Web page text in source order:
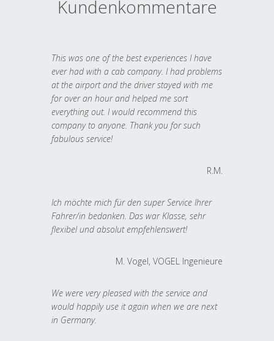
Kundenkommentare
This was one of the best experiences I have
ever had with a cab company. I had problems
at the airport and the driver stayed with me
for over an hour and helped me sort
everything out. I would recommend this
company to anyone. Thank you for such
fabulous service!
R.M.
Ich möchte mich für den super Service Ihrer
Fahrer/in bedanken. Das war Klasse, sehr
flexibel und absolut empfehlenswert!
M. Vogel, VOGEL Ingenieure
We were very pleased with the service and
would happily use it again when we are next
in Germany.